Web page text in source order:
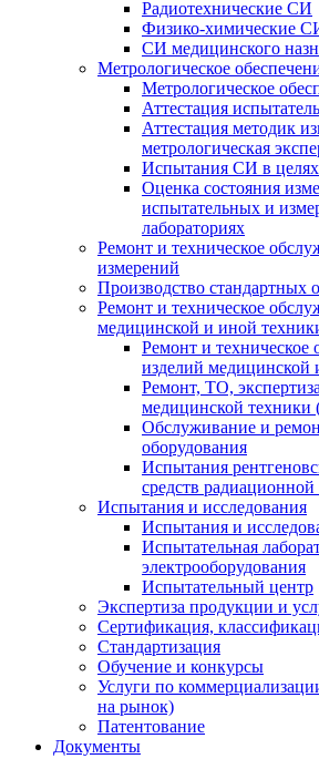
Радиотехнические СИ
Физико-химические
СИ медицинского
Метрологическое
Метрологическое
Аттестация
Аттестация методик
метрологическая
Испытания СИ в
Оценка состояния
испытательных и
лабораториях
Ремонт и техническое
измерений
Производство стандартных
Ремонт и техническое
медицинской и иной
Ремонт и техническое
изделий медицинской
Ремонт, ТО,
медицинской
Обслуживание и
оборудования
Испытания
средств
Испытания и исследования
Испытания и
Испытательная
электрооборудования
Испытательный центр
Экспертиза продукции и
Сертификация,
Стандартизация
Обучение и конкурсы
Услуги по
на рынок)
Патентование
Документы